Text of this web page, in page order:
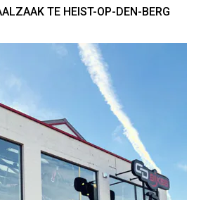
TE HEIST-OP-DEN-BERG